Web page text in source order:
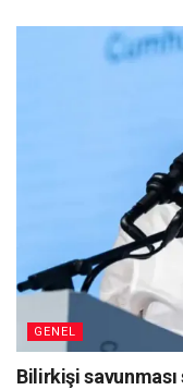
GENEL
Bilirkişi savunması